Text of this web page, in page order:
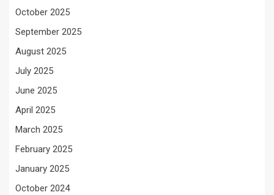
October 2025
September 2025
August 2025
July 2025
June 2025
April 2025
March 2025
February 2025
January 2025
October 2024